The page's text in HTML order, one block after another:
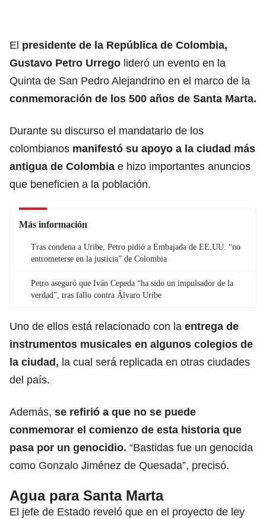
El presidente de la República de Colombia,
Gustavo Petro Urrego lideró un evento en la
Quinta de San Pedro Alejandrino en el marco de la
conmemoración de los 500 años de Santa Marta.
Durante su discurso el mandatario de los
colombianos manifestó su apoyo a la ciudad más
antigua de Colombia e hizo importantes anuncios
que beneficien a la población.
Más información
Tras condena a Uribe, Petro pidió a Embajada de EE.UU. “no
entrometerse en la justicia” de Colombia
Petro aseguró que Iván Cepeda “ha sido un impulsador de la
verdad”, tras fallo contra Álvaro Uribe
Uno de ellos está relacionado con la entrega de
instrumentos musicales en algunos colegios de
la ciudad, la cual será replicada en otras ciudades
del país.
Además, se refirió a que no se puede
conmemorar el comienzo de esta historia que
pasa por un genocidio. “Bastidas fue un genocida
como Gonzalo Jiménez de Quesada”, precisó.
Agua para Santa Marta
El jefe de Estado reveló que en el proyecto de ley